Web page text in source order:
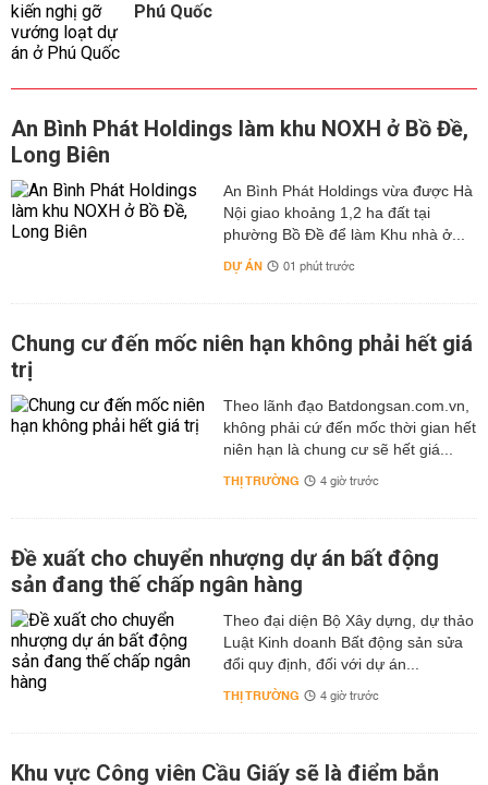
Phú Quốc
An Bình Phát Holdings làm khu NOXH ở Bồ Đề,
Long Biên
An Bình Phát Holdings vừa được Hà
Nội giao khoảng 1,2 ha đất tại
phường Bồ Đề để làm Khu nhà ở...
DỰ ÁN 01 phút trước
Chung cư đến mốc niên hạn không phải hết giá
trị
Theo lãnh đạo Batdongsan.com.vn,
không phải cứ đến mốc thời gian hết
niên hạn là chung cư sẽ hết giá...
THỊ TRƯỜNG 4 giờ trước
Đề xuất cho chuyển nhượng dự án bất động
sản đang thế chấp ngân hàng
Theo đại diện Bộ Xây dựng, dự thảo
Luật Kinh doanh Bất động sản sửa
đổi quy định, đối với dự án...
THỊ TRƯỜNG 4 giờ trước
Khu vực Công viên Cầu Giấy sẽ là điểm bắn